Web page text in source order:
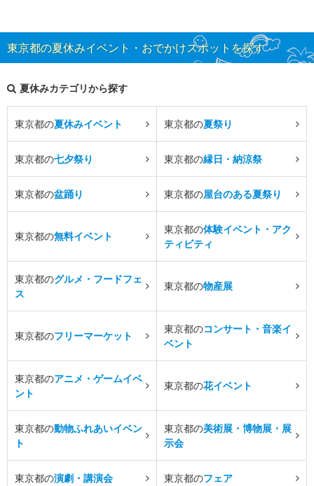
東京都の夏休みイベント・おでかけスポットを探す
夏休みカテゴリから探す
東京都の夏休みイベント 東京都の夏祭り
東京都の七夕祭り 東京都の縁日・納涼祭
東京都の盆踊り 東京都の屋台のある夏祭り
東京都の無料イベント
東京都の体験イベント・アク
ティビティ
東京都のグルメ・フードフェ
ス
東京都の物産展
東京都のフリーマーケット
東京都のコンサート・音楽イ
ベント
東京都のアニメ・ゲームイベ
ント
東京都の花イベント
東京都の動物ふれあいイベン
ト
東京都の美術展・博物展・展
示会
東京都の演劇・講演会 東京都のフェア